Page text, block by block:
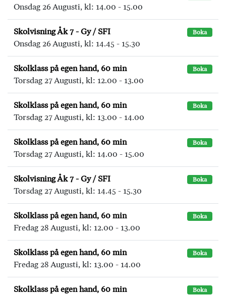
Onsdag 26 Augusti, kl: 14.00 - 15.00
Skolvisning Åk 7 - Gy / SFI Boka
Onsdag 26 Augusti, kl: 14.45 - 15.30
Skolklass på egen hand, 60 min Boka
Torsdag 27 Augusti, kl: 12.00 - 13.00
Skolklass på egen hand, 60 min Boka
Torsdag 27 Augusti, kl: 13.00 - 14.00
Skolklass på egen hand, 60 min Boka
Torsdag 27 Augusti, kl: 14.00 - 15.00
Skolvisning Åk 7 - Gy / SFI Boka
Torsdag 27 Augusti, kl: 14.45 - 15.30
Skolklass på egen hand, 60 min Boka
Fredag 28 Augusti, kl: 12.00 - 13.00
Skolklass på egen hand, 60 min Boka
Fredag 28 Augusti, kl: 13.00 - 14.00
Skolklass på egen hand, 60 min Boka